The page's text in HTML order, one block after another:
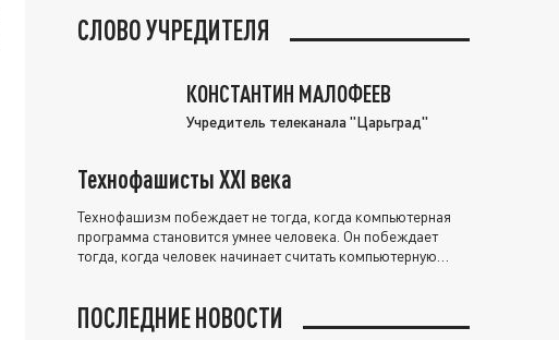
СЛОВО УЧРЕДИТЕЛЯ
КОНСТАНТИН МАЛОФЕЕВ
Учредитель телеканала "Царьград"
Технофашисты XXI века
Технофашизм побеждает не тогда, когда компьютерная
программа становится умнее человека. Он побеждает
тогда, когда человек начинает считать компьютерную
ПОСЛЕДНИЕ НОВОСТИ